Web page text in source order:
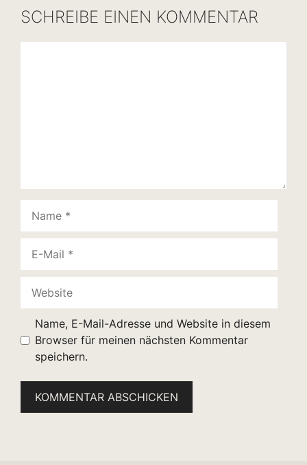
SCHREIBE EINEN KOMMENTAR
Mail
Name, E-Mail-Adresse und Website in diesem
Browser für meinen nächsten Kommentar
speichern.